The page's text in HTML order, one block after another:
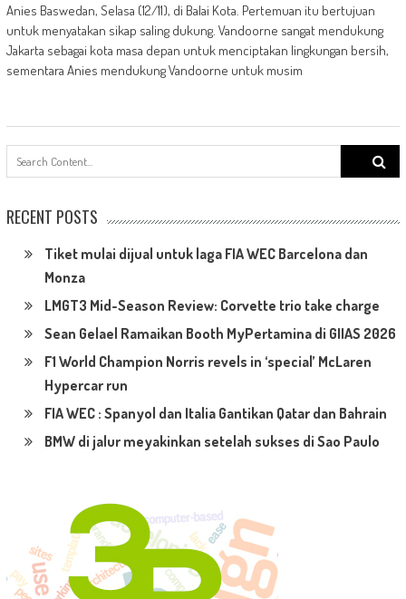
Anies Baswedan, Selasa (12/11), di Balai Kota. Pertemuan itu bertujuan
untuk menyatakan sikap saling dukung. Vandoorne sangat mendukung
Jakarta sebagai kota masa depan untuk menciptakan lingkungan bersih,
sementara Anies mendukung Vandoorne untuk musim
Search
RECENT POSTS
Tiket mulai dijual untuk laga FIA WEC Barcelona dan
Monza
LMGT3 Mid-Season Review: Corvette trio take charge
Sean Gelael Ramaikan Booth MyPertamina di GIIAS 2026
F1 World Champion Norris revels in ‘special’ McLaren
Hypercar run
FIA WEC : Spanyol dan Italia Gantikan Qatar dan Bahrain
BMW di jalur meyakinkan setelah sukses di Sao Paulo